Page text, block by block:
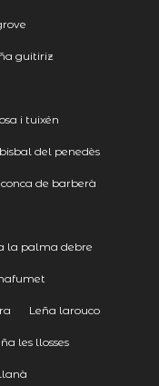
guitiriz
i tuixén
del penedès
de barberà
la palma debre
Leña larouco
les llosses